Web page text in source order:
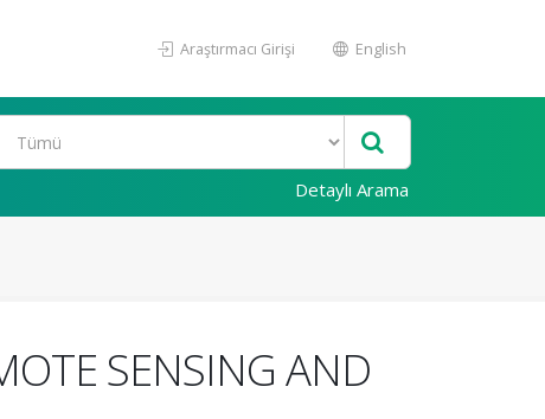
Araştırmacı Girişi English
Detaylı Arama
SENSING AND